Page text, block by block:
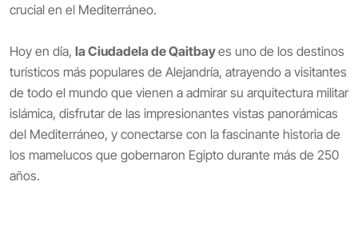
crucial en el Mediterráneo.
Hoy en día, la Ciudadela de Qaitbayes uno de los destinos
turísticos más populares de Alejandría, atrayendo a visitantes
de todo el mundo que vienen a admirar su arquitectura militar
islámica, disfrutar de las impresionantes vistas panorámicas
del Mediterráneo, y conectarse con la fascinante historia de
los mamelucos que gobernaron Egipto durante más de 250
años.